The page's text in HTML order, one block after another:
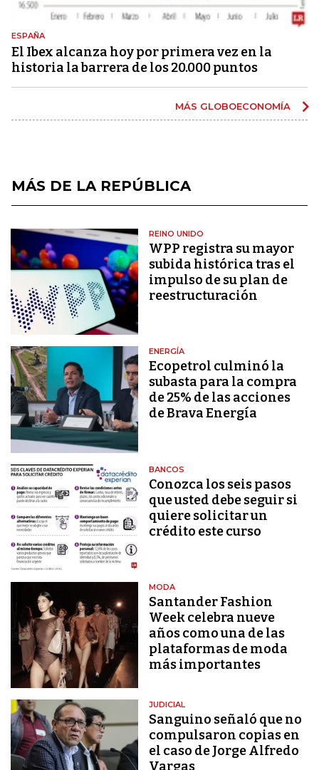
ESPAÑA
El Ibex alcanza hoy por primera vez en la
historia la barrera de los 20.000 puntos
MÁS GLOBOECONOMÍA
MÁS DE LA REPÚBLICA
REINO UNIDO
WPP registra su mayor
subida histórica tras el
impulso de su plan de
reestructuración
ENERGÍA
Ecopetrol culminó la
subasta para la compra
de 25% de las acciones
de Brava Energía
BANCOS
Conozca los seis pasos
que usted debe seguir si
quiere solicitar un
crédito este curso
MODA
Santander Fashion
Week celebra nueve
años como una de las
plataformas de moda
más importantes
JUDICIAL
Sanguino señaló que no
compulsaron copias en
el caso de Jorge Alfredo
Vargas